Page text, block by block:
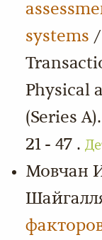
systems
Physical
(Series
21 - 47 .
Мовчан